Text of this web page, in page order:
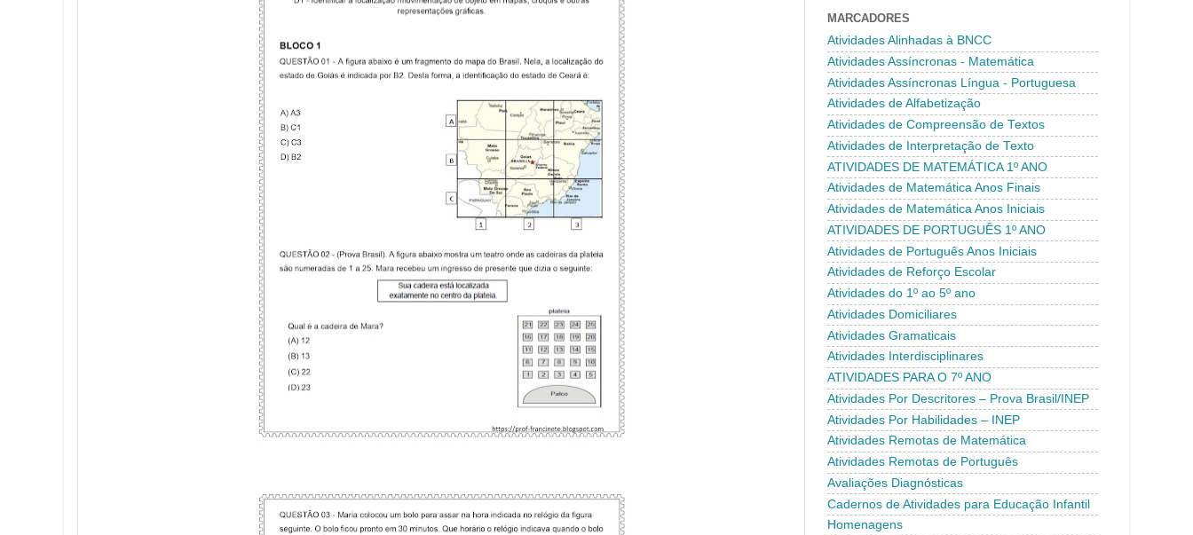
MARCADORES
Atividades Alinhadas à BNCC
Atividades Assíncronas - Matemática
Atividades Assíncronas Língua - Portuguesa
Atividades de Alfabetização
Atividades de Compreensão de Textos
Atividades de Interpretação de Texto
ATIVIDADES DE MATEMÁTICA 1º ANO
Atividades de Matemática Anos Finais
Atividades de Matemática Anos Iniciais
ATIVIDADES DE PORTUGUÊS 1º ANO
Atividades de Português Anos Iniciais
Atividades de Reforço Escolar
Atividades do 1º ao 5º ano
Atividades Domiciliares
Atividades Gramaticais
Atividades Interdisciplinares
ATIVIDADES PARA O 7º ANO
Atividades Por Descritores – Prova Brasil/INEP
Atividades Por Habilidades – INEP
Atividades Remotas de Matemática
Atividades Remotas de Português
Avaliações Diagnósticas
Cadernos de Atividades para Educação Infantil
Homenagens